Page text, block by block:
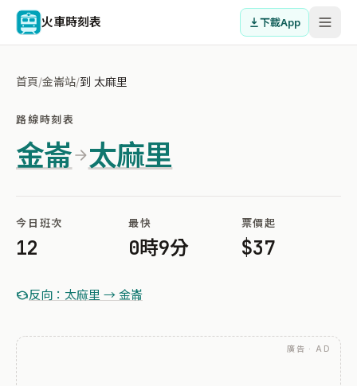
火車時刻表 下載App
首頁/金崙站/到 太麻里
路線時刻表
金崙 太麻里
今日班次
12
最快
0時9分
票價起
$37
反向：太麻里 → 金崙
廣告 · AD